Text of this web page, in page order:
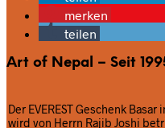
merken
teilen
Art of Nepal – Seit
Der EVEREST Geschenk
wird von Herrn Rajib Joshi